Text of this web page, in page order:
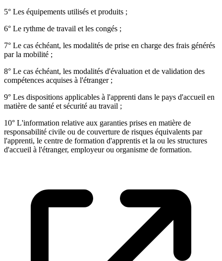
5° Les équipements utilisés et produits ;
6° Le rythme de travail et les congés ;
7° Le cas échéant, les modalités de prise en charge des frais générés
par la mobilité ;
8° Le cas échéant, les modalités d'évaluation et de validation des
compétences acquises à l'étranger ;
9° Les dispositions applicables à l'apprenti dans le pays d'accueil en
matière de santé et sécurité au travail ;
10° L'information relative aux garanties prises en matière de
responsabilité civile ou de couverture de risques équivalents par
l'apprenti, le centre de formation d'apprentis et la ou les structures
d'accueil à l'étranger, employeur ou organisme de formation.